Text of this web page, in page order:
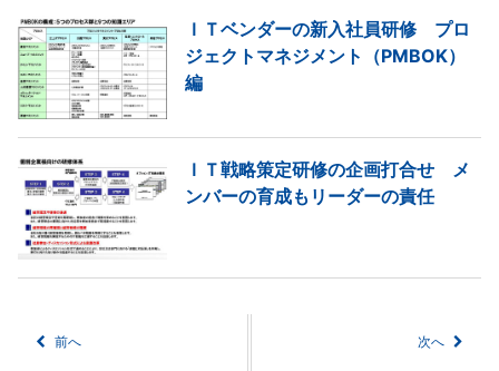
ＩＴベンダーの新入社員研修 プロ
ジェクトマネジメント（PMBOK）
編
ＩＴ戦略策定研修の企画打合せ メ
ンバーの育成もリーダーの責任
前へ 次へ